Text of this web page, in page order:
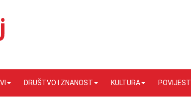
DRUŠTVO I ZNANOST KULTURA POVIJEST